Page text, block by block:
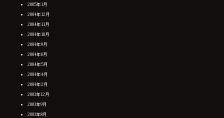
2005年1月
2004年12月
2004年11月
2004年10月
2004年9月
2004年6月
2004年5月
2004年4月
2004年2月
2003年12月
2003年9月
2003年8月